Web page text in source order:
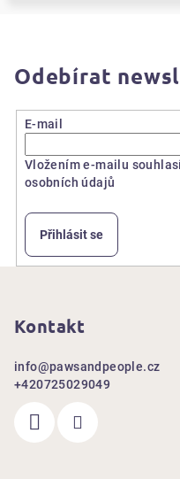
Odebírat
E-mail
Vložením e-mailu
osobních údajů
Přihlásit se
Kontakt
info@pawsandpeople.cz
+420725029049